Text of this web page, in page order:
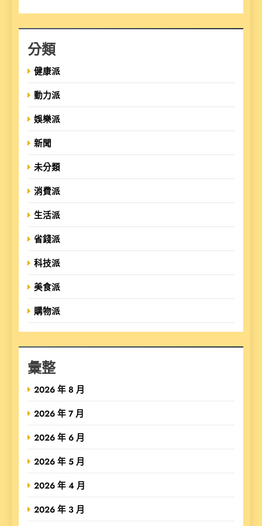
分類
健康派
動力派
娛樂派
新聞
未分類
消費派
生活派
省錢派
科技派
美食派
購物派
彙整
2026 年 8 月
2026 年 7 月
2026 年 6 月
2026 年 5 月
2026 年 4 月
2026 年 3 月